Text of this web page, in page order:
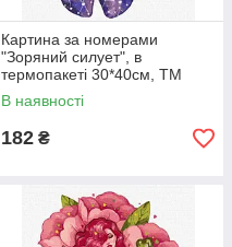
Картина за номерами
"Зоряний силует", в
термопакеті 30*40см, ТМ
Ідейка, Україна
В наявності
182 ₴